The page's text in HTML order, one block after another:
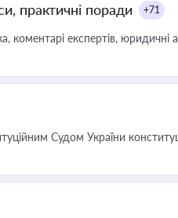
практичні поради +71
коментарі експертів, юридичні
Судом України